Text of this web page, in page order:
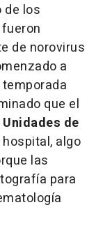
de los
de norovirus
a
que el
de
hospital, algo
las
para